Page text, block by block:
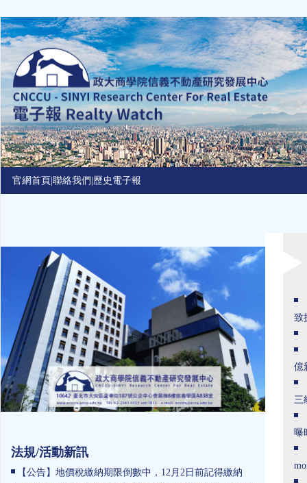
to
navigation
官網首頁 聯絡我們 歷史電子報
致
億
三
曝
法規/活動新訊
【公告】地價稅繳納期限倒數中，12月2日前記得繳納